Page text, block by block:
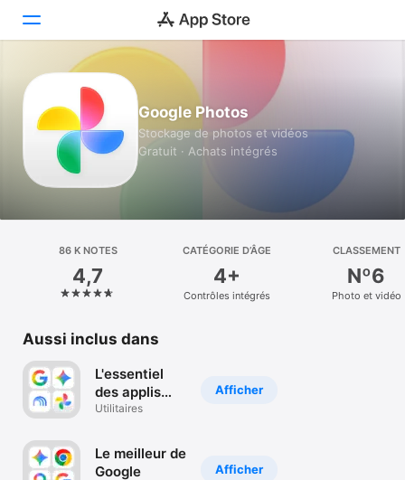
Aujourd’hui
Jeux
Apps
Plateforme
iPhone
Vision
Watch
TV
Google Photos
Stockage de photos et vidéos
Gratuit · Achats intégrés
86 K NOTES
4,7
CATÉGORIE D’ÂGE
4+
Contrôles intégrés
CLASSEMENT
Nº6
Photo et vidéo
Aussi inclus dans
Afficher
L'essentiel
des applis
avec l'IA de
Utilitaires
Afficher
Le meilleur de
Google